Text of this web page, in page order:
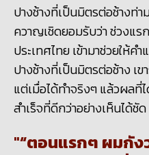
ปางช้างที่เป็นมิตรต่อช้างท่า
ควาญเชิดยอมรับว่า ช่วงแ
ประเทศไทย เข้ามาช่วยให้ค
ปางช้างที่เป็นมิตรต่อช้าง เข
แต่เมื่อได้ทำจริงๆ แล้วผลที่
สำเร็จที่ดีกว่าอย่างเห็นได้ชัด
“ตอนแรกๆ ผมกัง